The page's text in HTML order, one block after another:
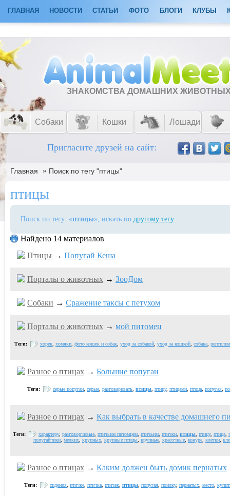
ГЛАВНАЯ НОВОСТИ СТАТЬИ ФОТО БЛОГИ КЛУБЫ
ЗНАКОМСТВА ДОМАШНИХ
Собаки Кошки Лошади
Пригласите друзей на сайт:
Главная » Поиск по тегу "птицы"
птицы
Поиск по тегу: «птицы», искать по другому тегу
Найдено 14 материалов
Птицы → Попугай Кеша
Порталы о животных → ЗооДом
Собаки → Сражение таксы с петухом
Порталы о животных → мой питомец
Теги: хорек хомяки фото кошек и собак уход за собакой уход за кошкой собака рептилии
Разное о птицах → Большие попугаи
Теги: серые попугаи серые разговаривать птицы птицу, птицами птица попугая
Разное о птицах → Как выбрать в качестве домашнего
Теги: характеру, разговорчивые птичьим питомцем птичьим птички птицы птицу, птица
попугайчики мелких крупных крупные птицы крупные красочные конуре клетки
Разное о птицах → Каким должен быть домик пернатых
Теги: сидения птичке птичка птичек птицы попугая поилку, пернатых место